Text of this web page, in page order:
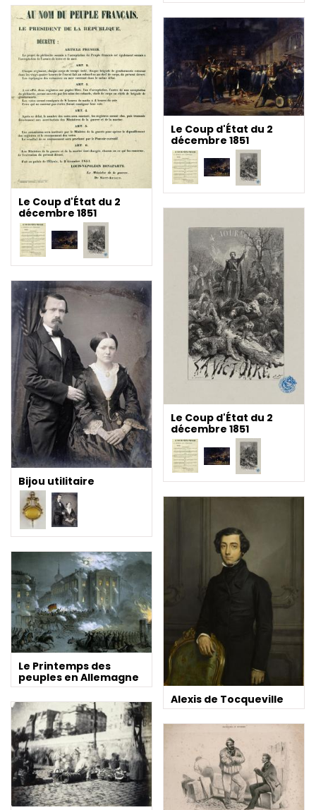
Le Coup d'État du 2
décembre 1851
Le Coup d'État du 2
décembre 1851
Le Coup d'État du 2
décembre 1851
Bijou utilitaire
Alexis de Tocqueville
Le Printemps des
peuples en Allemagne